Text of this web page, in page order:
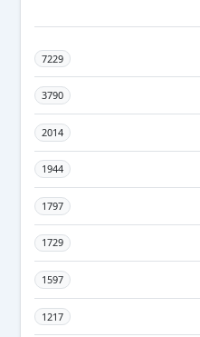
7229
3790
2014
1944
1797
1729
1597
1217